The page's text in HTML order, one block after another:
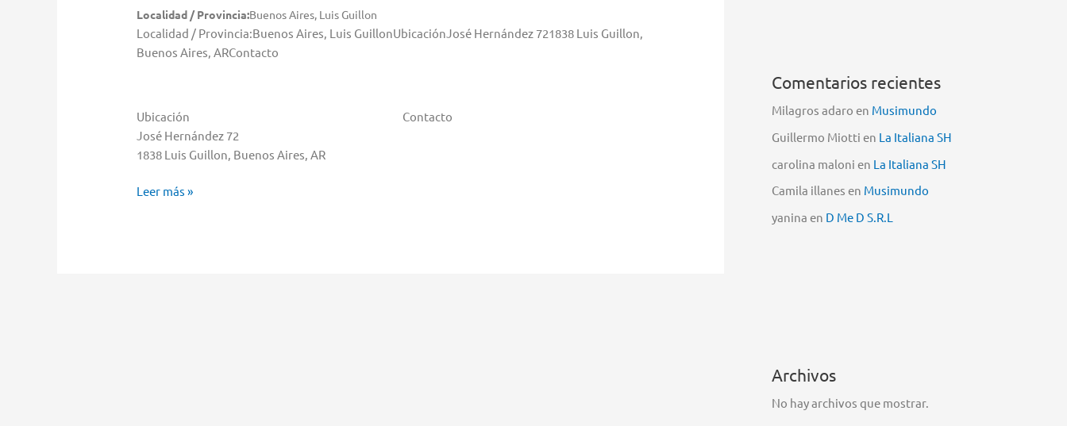
Localidad / Provincia:Buenos Aires, Luis Guillon
Localidad / Provincia:Buenos Aires, Luis GuillonUbicaciónJosé Hernández 721838 Luis Guillon,
Buenos Aires, ARContacto
Ubicación
José Hernández 72
1838 Luis Guillon, Buenos Aires, AR
Contacto
Garnica
Leer más »
Comentarios recientes
Milagros adaro en Musimundo
Guillermo Miotti en La Italiana SH
carolina maloni en La Italiana SH
Camila illanes en Musimundo
yanina en D Me D S.R.L
Archivos
No hay archivos que mostrar.